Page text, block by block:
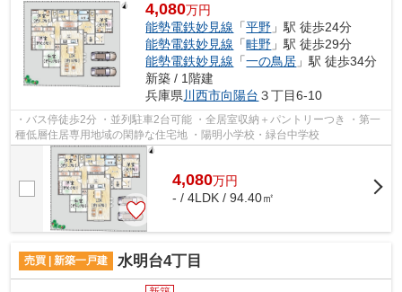
4,080万円
能勢電鉄妙見線 「平野 」駅 徒歩24分
能勢電鉄妙見線 「畦野 」駅 徒歩29分
能勢電鉄妙見線 「一の鳥居 」駅 徒歩34分
新築 / 1階建
兵庫県 川西市向陽台 ３丁目6-10
・バス停徒歩2分 ・並列駐車2台可能 ・全居室収納＋パントリーつき ・第一
種低層住居専用地域の閑静な住宅地 ・陽明小学校・緑台中学校
4,080万円
- / 4LDK / 94.40㎡
売買 | 新築一戸建 水明台4丁目